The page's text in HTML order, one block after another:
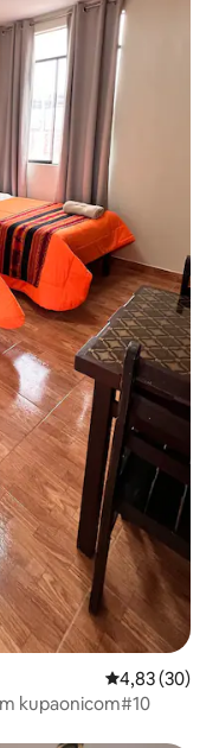
Prosječna
4,83 (30)
kupaonicom#10